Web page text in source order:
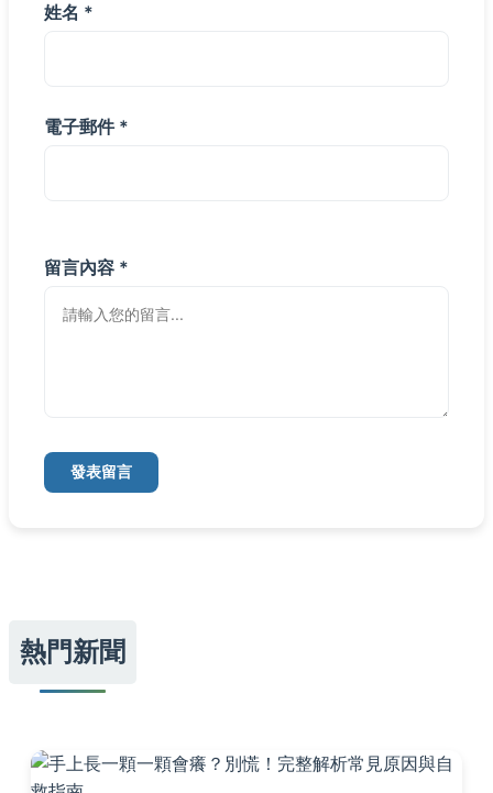
姓名 *
電子郵件 *
留言內容 *
發表留言
熱門新聞